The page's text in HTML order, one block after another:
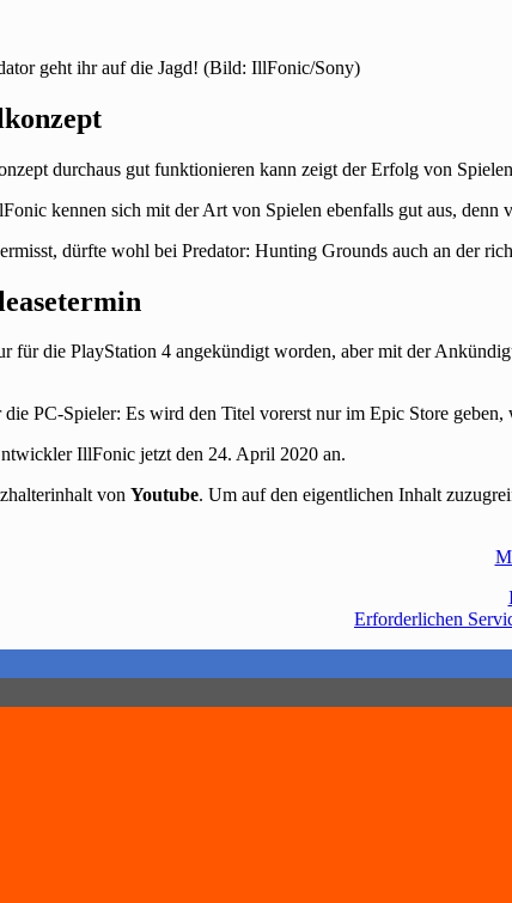
geht ihr auf die Jagd! (Bild: IllFonic/Sony)
durchaus gut funktionieren kann zeigt der Erfolg von
kennen sich mit der Art von Spielen ebenfalls gut aus, denn
dürfte wohl bei Predator: Hunting Grounds auch an der
für die PlayStation 4 angekündigt worden, aber mit der
PC-Spieler: Es wird den Titel vorerst nur im Epic Store geben,
IllFonic jetzt den 24. April 2020 an.
von Youtube. Um auf den eigentlichen Inhalt
Erforderlichen